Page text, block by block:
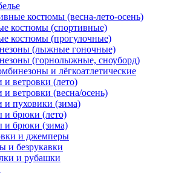
костюмы (весна-лето-осень)
костюмы (спортивные)
костюмы (прогулочные)
(лыжные гоночные)
(горнолыжные, сноуборд)
и лёгкоатлетические
и ветровки (лето)
и ветровки (весна/осень)
и пуховики (зима)
брюки (лето)
брюки (зима)
и джемперы
и безрукавки
и рубашки